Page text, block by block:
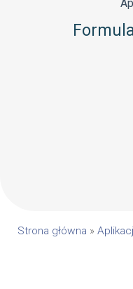
Strona główna »